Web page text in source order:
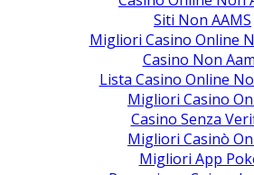
Siti Non AAMS
Migliori Casino Online
Casino Non
Lista Casino Online
Migliori Casino
Casino Senza
Migliori Casinò
Migliori App